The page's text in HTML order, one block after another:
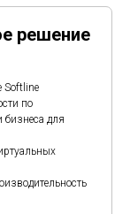
решение
Softline
по
бизнеса для